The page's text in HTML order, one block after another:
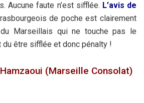
Aucune faute n’est sifflée. L’avis de
de poche est clairement
Marseillais qui ne touche pas le
du être sifflée et donc pénalty !
(Marseille Consolat)